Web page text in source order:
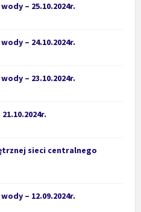
– 25.10.2024r.
– 24.10.2024r.
– 23.10.2024r.
sieci centralnego
– 12.09.2024r.